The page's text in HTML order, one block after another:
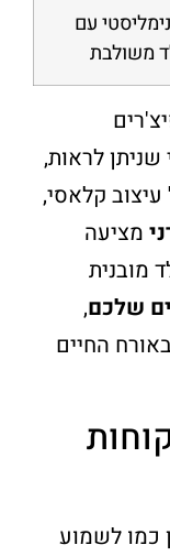
עם
משולבת
לראות,
קלאסי,
מציעה
מובנית
שלכם,
החיים
כמו לשמוע